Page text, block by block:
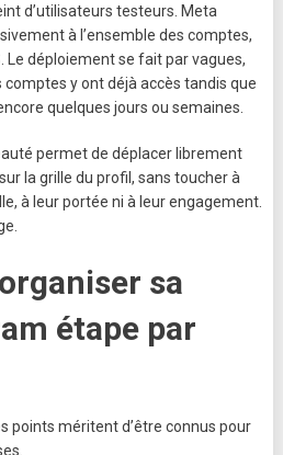
d’utilisateurs testeurs. Meta
à l’ensemble des comptes,
Le déploiement se fait par vagues,
y ont déjà accès tandis que
quelques jours ou semaines.
permet de déplacer librement
la grille du profil, sans toucher à
à leur portée ni à leur engagement.
sa
étape par
points méritent d’être connus pour